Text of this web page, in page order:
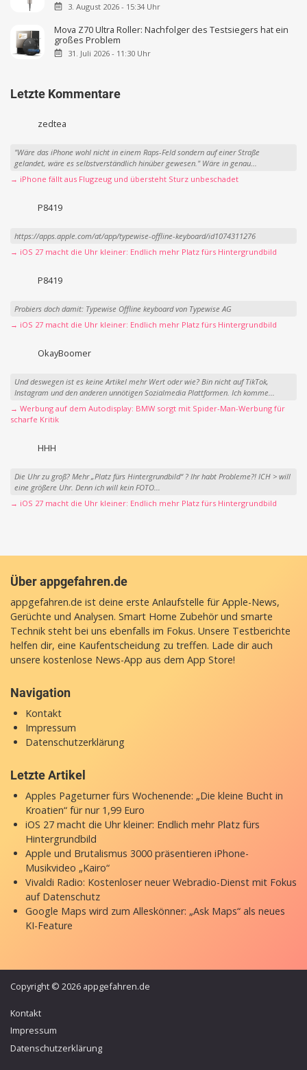
3. August 2026 - 15:34 Uhr
Mova Z70 Ultra Roller: Nachfolger des Testsiegers hat ein
großes Problem
31. Juli 2026 - 11:30 Uhr
Letzte Kommentare
zedtea
"Wäre das iPhone wohl nicht in einem Raps-Feld sondern auf einer Straße
gelandet, wäre es selbstverständlich hinüber gewesen." Wäre in genau...
→ iPhone fällt aus Flugzeug und übersteht Sturz unbeschadet
P8419
https://apps.apple.com/at/app/typewise-offline-keyboard/id1074311276
→ iOS 27 macht die Uhr kleiner: Endlich mehr Platz fürs Hintergrundbild
P8419
Probiers doch damit: Typewise Offline keyboard von Typewise AG
→ iOS 27 macht die Uhr kleiner: Endlich mehr Platz fürs Hintergrundbild
OkayBoomer
Und deswegen ist es keine Artikel mehr Wert oder wie? Bin nicht auf TikTok,
Instagram und den anderen unnötigen Sozialmedia Plattformen. Ich komme...
→ Werbung auf dem Autodisplay: BMW sorgt mit Spider-Man-Werbung für
scharfe Kritik
HHH
Die Uhr zu groß? Mehr „Platz fürs Hintergrundbild“ ? Ihr habt Probleme?! ICH > will
eine größere Uhr. Denn ich will kein FOTO...
→ iOS 27 macht die Uhr kleiner: Endlich mehr Platz fürs Hintergrundbild
Über appgefahren.de
appgefahren.de ist deine erste Anlaufstelle für Apple-News,
Gerüchte und Analysen. Smart Home Zubehör und smarte
Technik steht bei uns ebenfalls im Fokus. Unsere Testberichte
helfen dir, eine Kaufentscheidung zu treffen. Lade dir auch
unsere kostenlose News-App aus dem App Store!
Navigation
Kontakt
Impressum
Datenschutzerklärung
Letzte Artikel
Apples Pageturner fürs Wochenende: „Die kleine Bucht in
Kroatien“ für nur 1,99 Euro
iOS 27 macht die Uhr kleiner: Endlich mehr Platz fürs
Hintergrundbild
Apple und Brutalismus 3000 präsentieren iPhone-
Musikvideo „Kairo“
Vivaldi Radio: Kostenloser neuer Webradio-Dienst mit Fokus
auf Datenschutz
Google Maps wird zum Alleskönner: „Ask Maps“ als neues
KI-Feature
Copyright © 2026 appgefahren.de
Kontakt
Impressum
Datenschutzerklärung